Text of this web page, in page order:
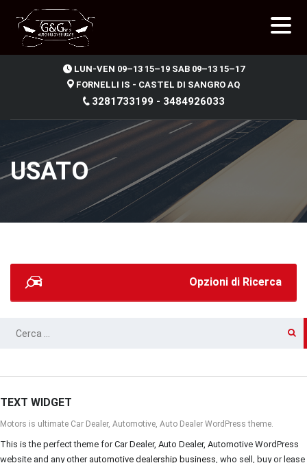
LUN-VEN 09–13 15–19 SAB 09–13 15–17
FORNELLI IS - CASTEL DI SANGRO AQ
3281733199 - 3484926033
USATO
Opzioni di Ricerca
RICERCA
TEXT WIDGET
Motors is ultimate Car Dealer, Automotive, Auto Dealer WordPress theme.
This is the perfect theme for Car Dealer, Auto Dealer, Automotive WordPress
website and any other automotive dealership business, who sell, buy or lease